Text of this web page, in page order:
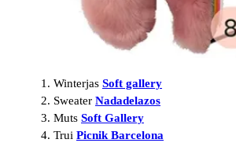
Winterjas Soft gallery
Sweater Nadadelazos
Muts Soft Gallery
Trui Picnik Barcelona